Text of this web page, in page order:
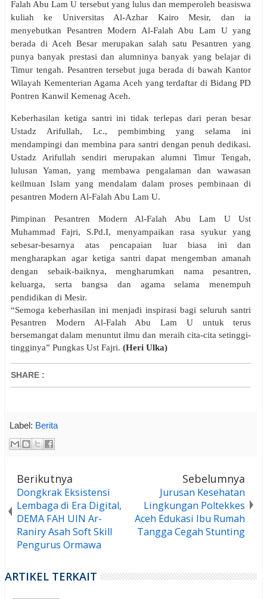
Falah Abu Lam U tersebut yang lulus dan memperoleh beasiswa
kuliah ke Universitas Al-Azhar Kairo Mesir, dan ia
menyebutkan Pesantren Modern Al-Falah Abu Lam U yang
berada di Aceh Besar merupakan salah satu Pesantren yang
punya banyak prestasi dan alumninya banyak yang belajar di
Timur tengah. Pesantren tersebut juga berada di bawah Kantor
Wilayah Kementerian Agama Aceh yang terdaftar di Bidang PD
Pontren Kanwil Kemenag Aceh.
Keberhasilan ketiga santri ini tidak terlepas dari peran besar
Ustadz Arifullah, Lc., pembimbing yang selama ini
mendampingi dan membina para santri dengan penuh dedikasi.
Ustadz Arifullah sendiri merupakan alumni Timur Tengah,
lulusan Yaman, yang membawa pengalaman dan wawasan
keilmuan Islam yang mendalam dalam proses pembinaan di
pesantren Modern Al-Falah Abu Lam U.
Pimpinan Pesantren Modern Al-Falah Abu Lam U Ust
Muhammad Fajri, S.Pd.I, menyampaikan rasa syukur yang
sebesar-besarnya atas pencapaian luar biasa ini dan
mengharapkan agar ketiga santri dapat mengemban amanah
dengan sebaik-baiknya, mengharumkan nama pesantren,
keluarga, serta bangsa dan agama selama menempuh
pendidikan di Mesir.
“Semoga keberhasilan ini menjadi inspirasi bagi seluruh santri
Pesantren Modern Al-Falah Abu Lam U untuk terus
bersemangat dalam menuntut ilmu dan meraih cita-cita setinggi-
tingginya” Pungkas Ust Fajri. (Heri Ulka)
SHARE :
Label: Berita
Berikutnya
Dongkrak Eksistensi
Lembaga di Era Digital,
DEMA FAH UIN Ar-
Raniry Asah Soft Skill
Pengurus Ormawa
Sebelumnya
Jurusan Kesehatan
Lingkungan Poltekkes
Aceh Edukasi Ibu Rumah
Tangga Cegah Stunting
ARTIKEL TERKAIT